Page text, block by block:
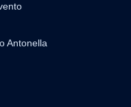
Antonella